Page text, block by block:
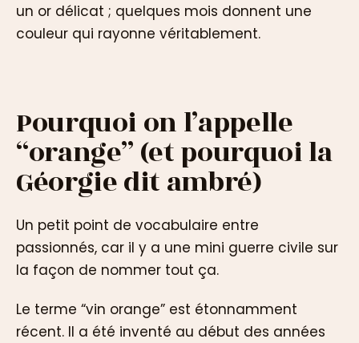
un or délicat ; quelques mois donnent une
couleur qui rayonne véritablement.
Pourquoi on l’appelle
“orange” (et pourquoi la
Géorgie dit ambré)
Un petit point de vocabulaire entre
passionnés, car il y a une mini guerre civile sur
la façon de nommer tout ça.
Le terme “vin orange” est étonnamment
récent. Il a été inventé au début des années